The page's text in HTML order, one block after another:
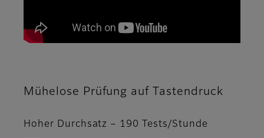
Mühelose Prüfung auf Tastendruck
Hoher Durchsatz – 190 Tests/Stunde